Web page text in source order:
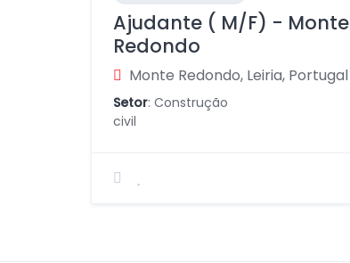
Ajudante ( M/F) - Monte
Redondo
Monte Redondo, Leiria, Portugal
Setor: Construção
civil